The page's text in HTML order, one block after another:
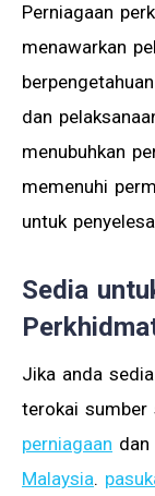
Perniagaan
menawarkan
dan
menubuhkan
memenuhi
untuk
Sedia
Jika anda
terokai sumber
perniagaan dan
Malaysia.